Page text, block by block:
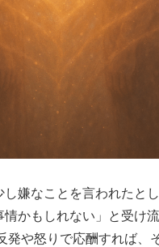
嫌なことを言われたとし
情かもしれない」と受け
発や怒りで応酬すれば、